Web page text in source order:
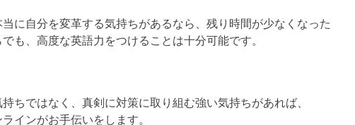
に自分を変革する気持ちがあるなら、残り時間が少なくなった
も、高度な英語力をつけることは十分可能です。
ちではなく、真剣に対策に取り組む強い気持ちがあれば、
インがお手伝いをします。